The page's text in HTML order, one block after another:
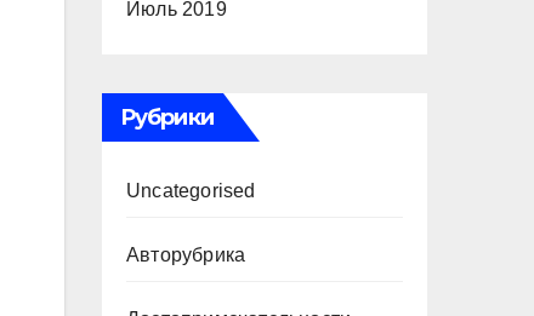
Июль 2019
Рубрики
Uncategorised
Авторубрика